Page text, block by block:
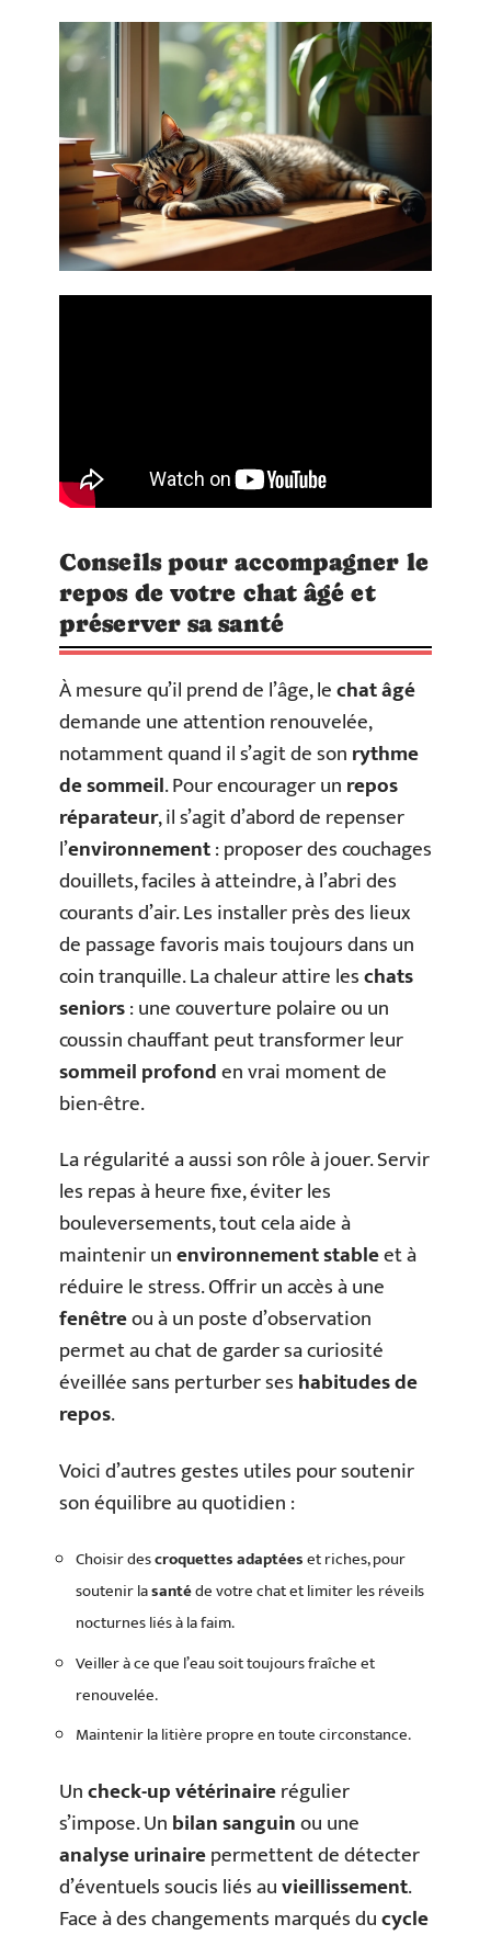
Conseils pour accompagner le
repos de votre chat âgé et
préserver sa santé
À mesure qu’il prend de l’âge, lechat âgé
demande une attention renouvelée,
notamment quand il s’agit de sonrythme
de sommeil. Pour encourager unrepos
réparateur, il s’agit d’abord de repenser
l’environnement: proposer des couchages
douillets, faciles à atteindre, à l’abri des
courants d’air. Les installer près des lieux
de passage favoris mais toujours dans un
coin tranquille. La chaleur attire leschats
seniors: une couverture polaire ou un
coussin chauffant peut transformer leur
sommeil profonden vrai moment de
bien-être.
La régularité a aussi son rôle à jouer. Servir
les repas à heure fixe, éviter les
bouleversements, tout cela aide à
maintenir unenvironnement stableet à
réduire le stress. Offrir un accès à une
fenêtreou à un poste d’observation
permet au chat de garder sa curiosité
éveillée sans perturber seshabitudes de
repos.
Voici d’autres gestes utiles pour soutenir
son équilibre au quotidien :
Choisir descroquettes adaptéeset riches, pour
soutenir lasantéde votre chat et limiter les réveils
nocturnes liés à la faim.
Veiller à ce que l’eau soit toujours fraîche et
renouvelée.
Maintenir la litière propre en toute circonstance.
Uncheck-up vétérinairerégulier
s’impose. Unbilan sanguinou une
analyse urinairepermettent de détecter
d’éventuels soucis liés auvieillissement.
Face à des changements marqués ducycle